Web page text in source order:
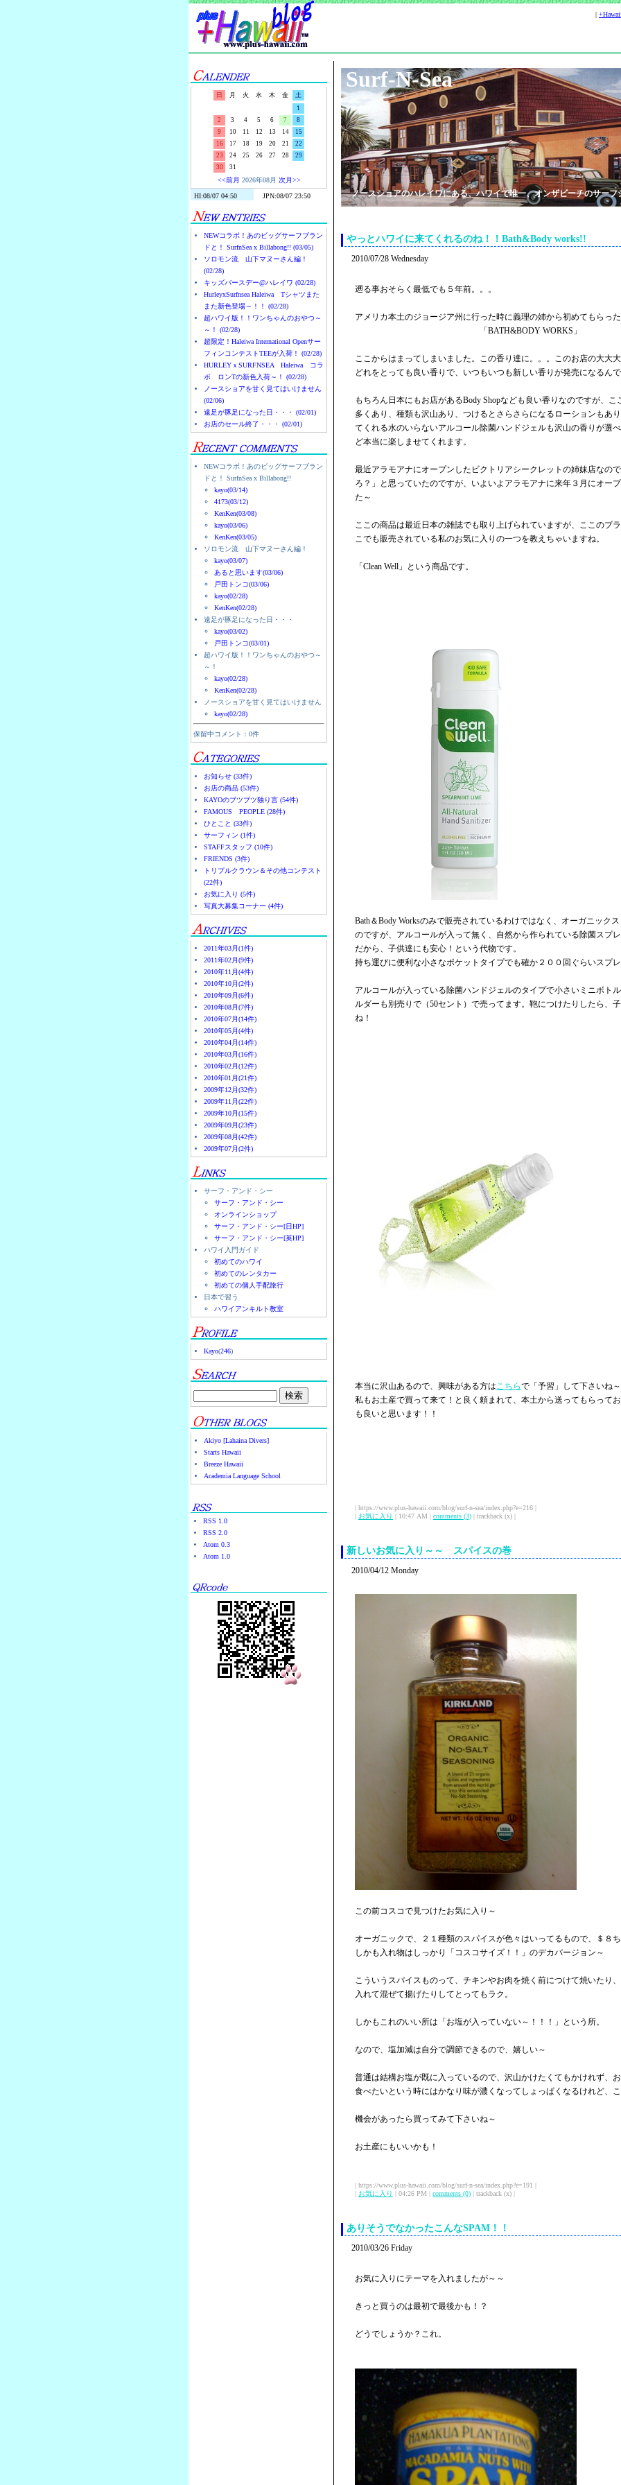
|
日 月 火 水 木 金
土
1
2
3 4 5 6 7
8
9
10 11 12 13 14
15
16
17 18 19 20 21
22
23
24 25 26 27 28
29
30
31
<<前月 2026年08月 次月>>
NEWコラボ！あのビッグサーフブラン
ドと！ SurfnSea x Billabong!! (03/05)
ソロモン流 山下マヌーさん編！
(02/28)
キッズバースデー@ハレイワ (02/28)
HurleyxSurfnsea Haleiwa Tシャツまた
また新色登場～！！ (02/28)
超ハワイ版！！ワンちゃんのおやつ～
～！ (02/28)
超限定！Haleiwa International Openサー
フィンコンテストTEEが入荷！ (02/28)
HURLEYｘSURFNSEA Haleiwa コラ
ボ ロンTの新色入荷～！ (02/28)
ノースショアを甘く見てはいけません
(02/06)
遠足が豚足になった日・・・ (02/01)
お店のセール終了・・・ (02/01)
NEWコラボ！あのビッグサーフブラン
ドと！ SurfnSea x Billabong!!
kayo(03/14)
4173(03/12)
KenKen(03/08)
kayo(03/06)
KenKen(03/05)
ソロモン流 山下マヌーさん編！
kayo(03/07)
あると思います(03/06)
戸田トンコ(03/06)
kayo(02/28)
KenKen(02/28)
遠足が豚足になった日・・・
kayo(03/02)
戸田トンコ(03/01)
超ハワイ版！！ワンちゃんのおやつ～
～！
kayo(02/28)
KenKen(02/28)
ノースショアを甘く見てはいけません
kayo(02/28)
保留中コメント：0件
お知らせ (33件)
お店の商品 (53件)
KAYOのブツブツ独り言 (54件)
FAMOUS PEOPLE (28件)
ひとこと (33件)
サーフィン (1件)
STAFFスタッフ (10件)
FRIENDS (3件)
トリプルクラウン＆その他コンテスト
(22件)
お気に入り (5件)
写真大募集コーナー (4件)
2011年03月(1件)
2011年02月(9件)
2010年11月(4件)
2010年10月(2件)
2010年09月(6件)
2010年08月(7件)
2010年07月(14件)
2010年05月(4件)
2010年04月(14件)
2010年03月(16件)
2010年02月(12件)
2010年01月(21件)
2009年12月(32件)
2009年11月(22件)
2009年10月(15件)
2009年09月(23件)
2009年08月(42件)
2009年07月(2件)
サーフ・アンド・シー
サーフ・アンド・シー
オンラインショップ
サーフ・アンド・シー[日HP]
サーフ・アンド・シー[英HP]
ハワイ入門ガイド
初めてのハワイ
初めてのレンタカー
初めての個人手配旅行
日本で習う
ハワイアンキルト教室
Kayo(246)
Akiyo [Lahaina Divers]
Starts Hawaii
Breeze Hawaii
Academia Language School
RSS 1.0
RSS 2.0
Atom 0.3
Atom 1.0
Surf-N-Sea
ノースショアのハレイワにある、ハワイで唯一、オンザビーチのサーフ
やっとハワイに来てくれるのね！！Bath&Body works!!
2010/07/28 Wednesday
遡る事おそらく最低でも５年前。。。
アメリカ本土のジョージア州に行った時に義理の姉から初めてもらった
「BATH&BODY WORKS」
ここからはまってしまいました。この香り達に。。。このお店の大大
どれをとっても良い香りで、いつもいつも新しい香りが発売になるんで
もちろん日本にもお店があるBody Shopなども良い香りなのですが、
多くあり、種類も沢山あり、つけるとさらさらになるローションもあ
てくれる水のいらないアルコール除菌ハンドジェルも沢山の香りが選
ど本当に楽しませてくれます。
最近アラモアナにオープンしたビクトリアシークレットの姉妹店なの
ろ？」と思っていたのですが、いよいよアラモアナに来年３月にオー
た～
ここの商品は最近日本の雑誌でも取り上げられていますが、ここのブ
こでも販売されている私のお気に入りの一つを教えちゃいますね。
「Clean Well」という商品です。
Bath＆Body Worksのみで販売されているわけではなく、オーガニック
のですが、アルコールが入って無く、自然から作られている除菌スプレ
だから、子供達にも安心！という代物です。
持ち運びに便利な小さなポケットタイプでも確か２００回ぐらいスプレ
アルコールが入っている除菌ハンドジェルのタイプで小さいミニボト
ルダーも別売りで（50セント）で売ってます。鞄につけたりしたら、
ね！
本当に沢山あるので、興味がある方はこちらで「予習」して下さいね
私もお土産で買って来て！と良く頼まれて、本土から送ってもらって
も良いと思います！！
| https://www.plus-hawaii.com/blog/surf-n-sea/index.php?e=216 |
| お気に入り | 10:47 AM | comments (3) | trackback (x) |
新しいお気に入り～～ スパイスの巻
2010/04/12 Monday
この前コスコで見つけたお気に入り～
オーガニックで、２１種類のスパイスが色々はいってるもので、＄８
しかも入れ物はしっかり「コスコサイズ！！」のデカバージョン～
こういうスパイスものって、チキンやお肉を焼く前につけて焼いたり
入れて混ぜて揚げたりしてとってもラク。
しかもこれのいい所は「お塩が入っていない～！！！」という所。
なので、塩加減は自分で調節できるので、嬉しい～
普通は結構お塩が既に入っているので、沢山かけたくてもかけれず、
食べたいという時にはかなり味が濃くなってしょっぱくなるけれど、こ
機会があったら買ってみて下さいね～
お土産にもいいかも！
| https://www.plus-hawaii.com/blog/surf-n-sea/index.php?e=191 |
| お気に入り | 04:26 PM | comments (0) | trackback (x) |
ありそうでなかったこんなSPAM！！
2010/03/26 Friday
お気に入りにテーマを入れましたが～～
きっと買うのは最初で最後かも！？
どうでしょうか？これ。